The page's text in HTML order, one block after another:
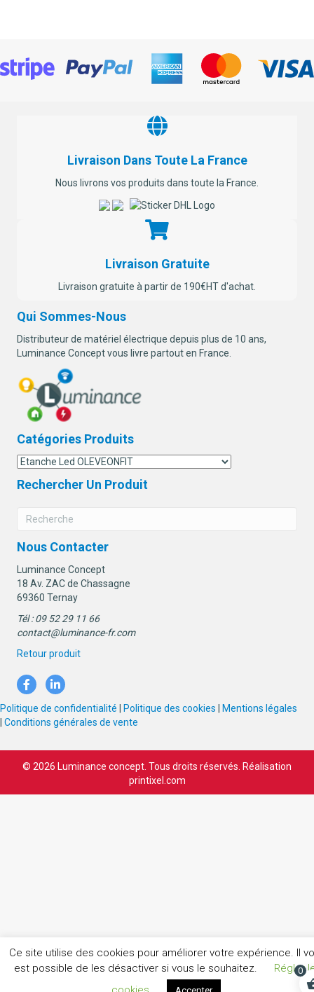
0
Livraison Dans Toute La France
Nous livrons vos produits dans toute la France.
Livraison Gratuite
Livraison gratuite à partir de 190€HT d'achat.
Qui Sommes-Nous
Distributeur de matériel électrique depuis plus de 10 ans,
Luminance Concept vous livre partout en France.
Catégories Produits
Rechercher Un Produit
Nous Contacter
Luminance Concept
18 Av. ZAC de Chassagne
69360 Ternay
Tél : 09 52 29 11 66
contact@luminance-fr.com
Retour produit
Politique de confidentialité Politique des cookies
Mentions légales
Conditions générales de vente
© 2026 Luminance concept. Tous droits réservés. Réalisation
printixel.com
Ce site utilise des cookies pour améliorer votre expérience. Il
est possible de les désactiver si vous le souhaitez.
Régler